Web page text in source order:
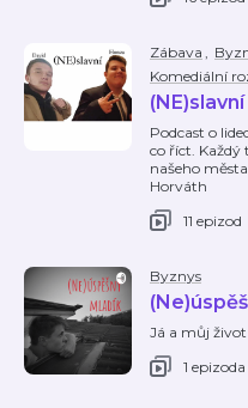
Zábava ,
Komediální
(NE)slavní
Podcast o
co říct. Každý
našeho
Horváth
11 epizod
Byznys
Já a můj život
1 epizoda